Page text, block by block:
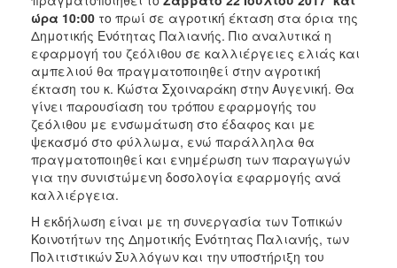
2011
2010
2006
ΤΟΠΟΣ
ΠΟΛΙΤΙΣΜΟΣ
ΑΝΘΕΚΤΙΚΗ
ώρα 10:00 το πρωί σε αγροτική έκταση στα όρια της
Δημοτικής Ενότητας Παλιανής. Πιο αναλυτικά η
εφαρμογή του ζεόλιθου σε καλλιέργειες ελιάς και
αμπελιού θα πραγματοποιηθεί στην αγροτική
έκταση του κ. Κώστα Σχοιναράκη στην Αυγενική. Θα
γίνει παρουσίαση του τρόπου εφαρμογής του
ζεόλιθου με ενσωμάτωση στο έδαφος και με
ψεκασμό στο φύλλωμα, ενώ παράλληλα θα
πραγματοποιηθεί και ενημέρωση των παραγωγών
για την συνιστώμενη δοσολογία εφαρμογής ανά
καλλιέργεια.
Η εκδήλωση είναι με τη συνεργασία των Τοπικών
Κοινοτήτων της Δημοτικής Ενότητας Παλιανής, των
Πολιτιστικών Συλλόγων και την υποστήριξη του